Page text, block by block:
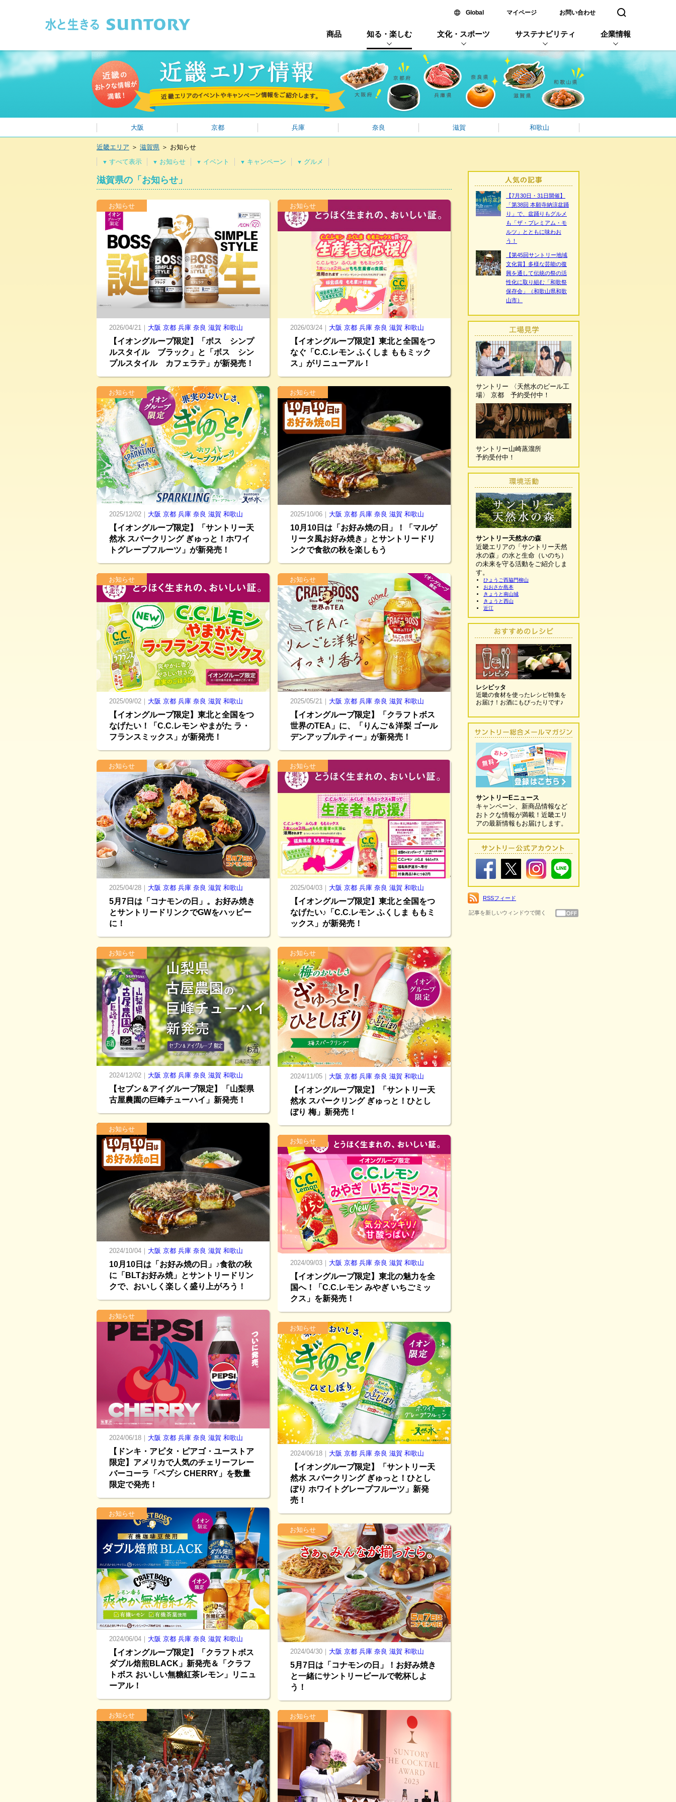
Global新しいウィンドウで開く
マイページ お問い合わせ 検索窓を開く
商品 知る・楽しむ 文化・スポーツ サステナビリティ 企業情報
大阪 京都 兵庫 奈良 滋賀 和歌山
近畿エリア ＞ 滋賀県 ＞ お知らせ
▼ すべて表示 ▼ お知らせ ▼ イベント ▼ キャンペーン ▼ グルメ
滋賀県の「お知らせ」
お知らせ
2026/04/21｜ 大阪 京都 兵庫 奈良 滋賀 和歌山
【イオングループ限定】「ボス シンプ
ルスタイル ブラック」と「ボス シン
プルスタイル カフェラテ」が新発売！
お知らせ
2026/03/24｜ 大阪 京都 兵庫 奈良 滋賀 和歌山
【イオングループ限定】東北と全国をつ
なぐ「C.C.レモン ふくしま ももミック
ス」がリニューアル！
お知らせ
2025/12/02｜ 大阪 京都 兵庫 奈良 滋賀 和歌山
【イオングループ限定】「サントリー天
然水 スパークリング ぎゅっと！ホワイ
トグレープフルーツ」が新発売！
お知らせ
2025/10/06｜ 大阪 京都 兵庫 奈良 滋賀 和歌山
10月10日は「お好み焼の日」！「マルゲ
リータ風お好み焼き」とサントリードリ
ンクで食欲の秋を楽しもう
お知らせ
2025/09/02｜ 大阪 京都 兵庫 奈良 滋賀 和歌山
【イオングループ限定】東北と全国をつ
なげたい！「C.C.レモン やまがた ラ・
フランスミックス」が新発売！
お知らせ
2025/05/21｜ 大阪 京都 兵庫 奈良 滋賀 和歌山
【イオングループ限定】「クラフトボス
世界のTEA」に、「りんご＆洋梨 ゴール
デンアップルティー」が新発売！
お知らせ
2025/04/28｜ 大阪 京都 兵庫 奈良 滋賀 和歌山
5月7日は「コナモンの日」。お好み焼き
とサントリードリンクでGWをハッピー
に！
お知らせ
2025/04/03｜ 大阪 京都 兵庫 奈良 滋賀 和歌山
【イオングループ限定】東北と全国をつ
なげたい♪「C.C.レモン ふくしま ももミ
ックス」が新発売！
お知らせ
2024/12/02｜ 大阪 京都 兵庫 奈良 滋賀 和歌山
【セブン＆アイグループ限定】「山梨県
古屋農園の巨峰チューハイ」新発売！
お知らせ
2024/11/05｜ 大阪 京都 兵庫 奈良 滋賀 和歌山
【イオングループ限定】「サントリー天
然水 スパークリング ぎゅっと！ひとし
ぼり 梅」新発売！
お知らせ
2024/10/04｜ 大阪 京都 兵庫 奈良 滋賀 和歌山
10月10日は「お好み焼の日」♪食欲の秋
に「BLTお好み焼」とサントリードリン
クで、おいしく楽しく盛り上がろう！
お知らせ
2024/09/03｜ 大阪 京都 兵庫 奈良 滋賀 和歌山
【イオングループ限定】東北の魅力を全
国へ！「C.C.レモン みやぎ いちごミッ
クス」を新発売！
お知らせ
2024/06/18｜ 大阪 京都 兵庫 奈良 滋賀 和歌山
【ドンキ・アピタ・ピアゴ・ユーストア
限定】アメリカで人気のチェリーフレー
バーコーラ「ペプシ CHERRY」を数量
限定で発売！
お知らせ
2024/06/18｜ 大阪 京都 兵庫 奈良 滋賀 和歌山
【イオングループ限定】「サントリー天
然水 スパークリング ぎゅっと！ひとし
ぼり ホワイトグレープフルーツ」新発
売！
お知らせ
2024/06/04｜ 大阪 京都 兵庫 奈良 滋賀 和歌山
【イオングループ限定】「クラフトボス
ダブル焙煎BLACK」新発売＆「クラフ
トボス おいしい無糖紅茶レモン」リニュ
ーアル！
お知らせ
2024/04/30｜ 大阪 京都 兵庫 奈良 滋賀 和歌山
5月7日は「コナモンの日」！お好み焼き
と一緒にサントリービールで乾杯しよ
う！
お知らせ お知らせ
【7月30日・31日開催】
「第38回 本願寺納涼盆踊
り」で、盆踊りもグルメ
も「ザ・プレミアム・モ
ルツ」とともに味わお
う！
【第45回サントリー地域
文化賞】多様な芸能の復
興を通して伝統の祭の活
性化に取り組む「和歌祭
保存会」（和歌山県和歌
山市）
サントリー 〈天然水のビール工
場〉 京都 予約受付中！
サントリー山崎蒸溜所
予約受付中！
サントリー天然水の森
近畿エリアの「サントリー天然
水の森」の水と生命（いのち）
の未来を守る活動をご紹介しま
す。
ひょうご西脇門柳山
おおさか島本
きょうと南山城
きょうと西山
近江
レシピッタ
近畿の食材を使ったレシピ特集を
お届け！お酒にもぴったりです♪
サントリーEニュース
キャンペーン、新商品情報など
おトクな情報が満載！近畿エリ
アの最新情報もお届けします。
RSSフィード
記事を新しいウィンドウで開く